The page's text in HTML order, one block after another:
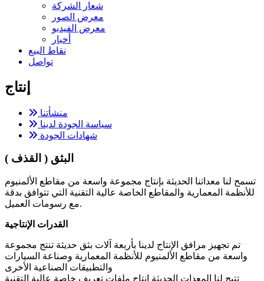
شعار الشركة
معرض الصور
معرض الفيديو
أخبار
نقاط البيع
تواصل
إنتاج
منشأتنا
سياسة الجودة لدينا
شهادات الجودة
البثق ( القذف )
تسمح لنا معداتنا الحديثة بإنتاج مجموعة واسعة من مقاطع الألمنيوم
للأنظمة المعمارية والمقاطع الخاصة عالية التقنية التي تتوافق بدقة
مع رسومات العميل.
القدرات الإنتاجية
تم تجهيز مرافق الإنتاج لدينا بأربعة آلات بثق حديثة تنتج مجموعة
واسعة من مقاطع الألمنيوم للأنظمة المعمارية وصناعة السيارات
والتطبيقات الصناعية الأخرى
تتيح لنا المعدات الحديثة إنتاج ملفات تعريف خاصة عالية التقنية